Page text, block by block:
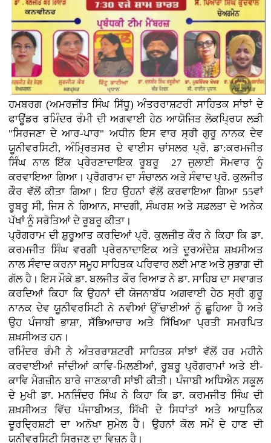
ਹਮਬਰਗ (ਅਮਰਜੀਤ ਸਿੰਘ ਸਿੱਧੂ) ਅੰਤਰਰਾਸ਼ਟਰੀ ਸਾਹਿਤਕ ਸਾਂਝਾਂ ਦੇ
ਫਾਊਂਡਰ ਰਮਿੰਦਰ ਰੰਮੀ ਦੀ ਅਗਵਾਈ ਹੇਠ ਆਯੋਜਿਤ ਲੋਕਪ੍ਰਿਯ ਲੜੀ
"ਸਿਰਜਣਾ ਦੇ ਆਰ-ਪਾਰ" ਅਧੀਨ ਇਸ ਵਾਰ ਸ੍ਰੀ ਗੁਰੂ ਨਾਨਕ ਦੇਵ
ਯੂਨੀਵਰਸਿਟੀ, ਅੰਮ੍ਰਿਤਸਰ ਦੇ ਵਾਈਸ ਚਾਂਸਲਰ ਪ੍ਰੋ. ਡਾ:ਕਰਮਜੀਤ
ਸਿੰਘ ਨਾਲ ਇੱਕ ਪ੍ਰੇਰਣਾਦਾਇਕ ਰੂਬਰੂ 27 ਜੁਲਾਈ ਸੋਮਵਾਰ ਨੂੰ
ਕਰਵਾਇਆ ਗਿਆ। ਪ੍ਰੋਗਰਾਮ ਦਾ ਸੰਚਾਲਨ ਅਤੇ ਸੰਵਾਦ ਪ੍ਰੋ. ਕੁਲਜੀਤ
ਕੌਰ ਵੱਲੋਂ ਕੀਤਾ ਗਿਆ। ਇਹ ਉਹਨਾਂ ਵੱਲੋਂ ਕਰਵਾਇਆ ਗਿਆ 55ਵਾਂ
ਰੂਬਰੂ ਸੀ, ਜਿਸ ਨੇ ਗਿਆਨ, ਸਾਦਗੀ, ਸੰਘਰਸ਼ ਅਤੇ ਸਫ਼ਲਤਾ ਦੇ ਅਨੇਕ
ਪੱਖਾਂ ਨੂੰ ਸਰੋਤਿਆਂ ਦੇ ਰੂਬਰੂ ਕੀਤਾ।
ਪ੍ਰੋਗਰਾਮ ਦੀ ਸ਼ੁਰੂਆਤ ਕਰਦਿਆਂ ਪ੍ਰੋ. ਕੁਲਜੀਤ ਕੌਰ ਨੇ ਕਿਹਾ ਕਿ ਡਾ.
ਕਰਮਜੀਤ ਸਿੰਘ ਵਰਗੀ ਪ੍ਰੇਰਨਾਦਾਇਕ ਅਤੇ ਦੂਰਅੰਦੇਸ਼ ਸ਼ਖ਼ਸੀਅਤ
ਨਾਲ ਸੰਵਾਦ ਕਰਨਾ ਸਮੂਹ ਸਾਹਿਤਕ ਪਰਿਵਾਰ ਲਈ ਮਾਣ ਅਤੇ ਸੁਭਾਗ ਦੀ
ਗੱਲ ਹੈ। ਇਸ ਮੌਕੇ ਡਾ. ਬਲਜੀਤ ਕੌਰ ਰਿਆੜ ਨੇ ਡਾ. ਸਾਹਿਬ ਦਾ ਸਵਾਗਤ
ਕਰਦਿਆਂ ਕਿਹਾ ਕਿ ਉਹਨਾਂ ਦੀ ਯੋਜਨਾਬੱਧ ਅਗਵਾਈ ਹੇਠ ਸ੍ਰੀ ਗੁਰੂ
ਨਾਨਕ ਦੇਵ ਯੂਨੀਵਰਸਿਟੀ ਨੇ ਨਵੀਆਂ ਉੱਚਾਈਆਂ ਨੂੰ ਛੂਹਿਆ ਹੈ ਅਤੇ
ਉਹ ਪੰਜਾਬੀ ਭਾਸ਼ਾ, ਸੱਭਿਆਚਾਰ ਅਤੇ ਸਿੱਖਿਆ ਪ੍ਰਤੀ ਸਮਰਪਿਤ
ਸ਼ਖ਼ਸੀਅਤ ਹਨ।
ਰਮਿੰਦਰ ਰੰਮੀ ਨੇ ਅੰਤਰਰਾਸ਼ਟਰੀ ਸਾਹਿਤਕ ਸਾਂਝਾਂ ਵੱਲੋਂ ਹਰ ਮਹੀਨੇ
ਕਰਵਾਈਆਂ ਜਾਂਦੀਆਂ ਕਾਵਿ-ਮਿਲਣੀਆਂ, ਰੂਬਰੂ ਪ੍ਰੋਗਰਾਮਾਂ ਅਤੇ ਈ-
ਕਾਵਿ ਮੈਗਜ਼ੀਨ ਬਾਰੇ ਜਾਣਕਾਰੀ ਸਾਂਝੀ ਕੀਤੀ। ਪੰਜਾਬੀ ਅਧਿਐਨ ਸਕੂਲ
ਦੇ ਮੁਖੀ ਡਾ. ਮਨਜਿੰਦਰ ਸਿੰਘ ਨੇ ਕਿਹਾ ਕਿ ਡਾ. ਕਰਮਜੀਤ ਸਿੰਘ ਦੀ
ਸ਼ਖ਼ਸੀਅਤ ਵਿੱਚ ਪੰਜਾਬੀਅਤ, ਸਿੱਖੀ ਦੇ ਸਿਧਾਂਤਾਂ ਅਤੇ ਆਧੁਨਿਕ
ਦੂਰਦ੍ਰਿਸ਼ਟੀ ਦਾ ਅਨੋਖਾ ਸੁਮੇਲ ਹੈ। ਉਹਨਾਂ ਕੋਲ ਸਮੇਂ ਦੇ ਹਾਣ ਦੀ
ਯੂਨੀਵਰਸਿਟੀ ਸਿਰਜਣ ਦਾ ਵਿਜ਼ਨ ਹੈ।